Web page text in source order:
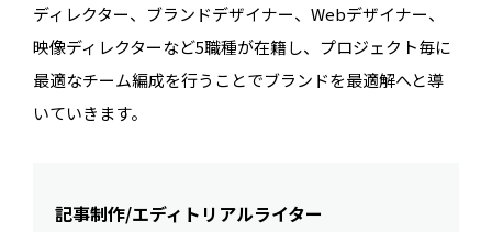
ディレクター、ブランドデザイナー、Webデザイナー、
映像ディレクターなど5職種が在籍し、プロジェクト毎に
最適なチーム編成を行うことでブランドを最適解へと導
いていきます。
記事制作/エディトリアルライター